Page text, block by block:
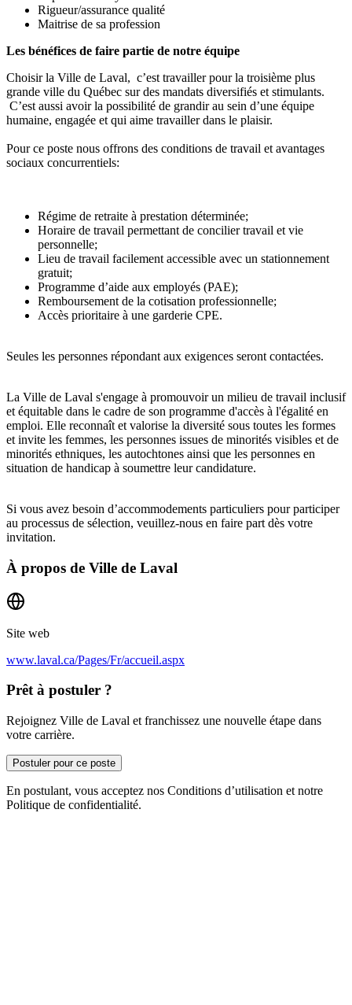
Rigueur/assurance qualité
Maitrise de sa profession
Les bénéfices de faire partie de notre équipe
Choisir la Ville de Laval, c’est travailler pour la troisième plus
grande ville du Québec sur des mandats diversifiés et stimulants.
C’est aussi avoir la possibilité de grandir au sein d’une équipe
humaine, engagée et qui aime travailler dans le plaisir.
Pour ce poste nous offrons des conditions de travail et avantages
sociaux concurrentiels:
Régime de retraite à prestation déterminée;
Horaire de travail permettant de concilier travail et vie
personnelle;
Lieu de travail facilement accessible avec un stationnement
gratuit;
Programme d’aide aux employés (PAE);
Remboursement de la cotisation professionnelle;
Accès prioritaire à une garderie CPE.
Seules les personnes répondant aux exigences seront contactées.
La Ville de Laval s'engage à promouvoir un milieu de travail inclusif
et équitable dans le cadre de son programme d'accès à l'égalité en
emploi. Elle reconnaît et valorise la diversité sous toutes les formes
et invite les femmes, les personnes issues de minorités visibles et de
minorités ethniques, les autochtones ainsi que les personnes en
situation de handicap à soumettre leur candidature.
Si vous avez besoin d’accommodements particuliers pour participer
au processus de sélection, veuillez-nous en faire part dès votre
invitation.
À propos de Ville de Laval
Site web
www.laval.ca/Pages/Fr/accueil.aspx
Prêt à postuler ?
Rejoignez Ville de Laval et franchissez une nouvelle étape dans
votre carrière.
Postuler pour ce poste
En postulant, vous acceptez nos Conditions d’utilisation et notre
Politique de confidentialité.